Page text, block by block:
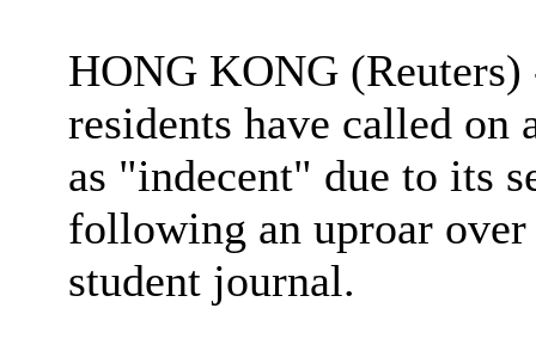
HONG KONG
residents have called
as "indecent" due to its
following an uproar
student journal.